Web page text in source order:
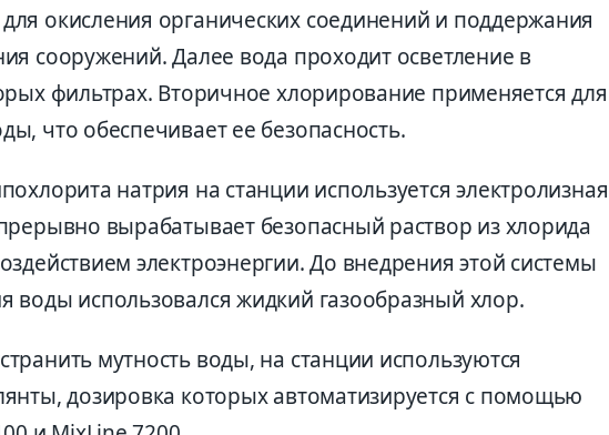
окисления органических соединений и поддержания
сооружений. Далее вода проходит осветление в
фильтрах. Вторичное хлорирование применяется для
что обеспечивает ее безопасность.
натрия на станции используется электролизная
вырабатывает безопасный раствор из хлорида
электроэнергии. До внедрения этой системы
воды использовался жидкий газообразный хлор.
мутность воды, на станции используются
дозировка которых автоматизируется с помощью